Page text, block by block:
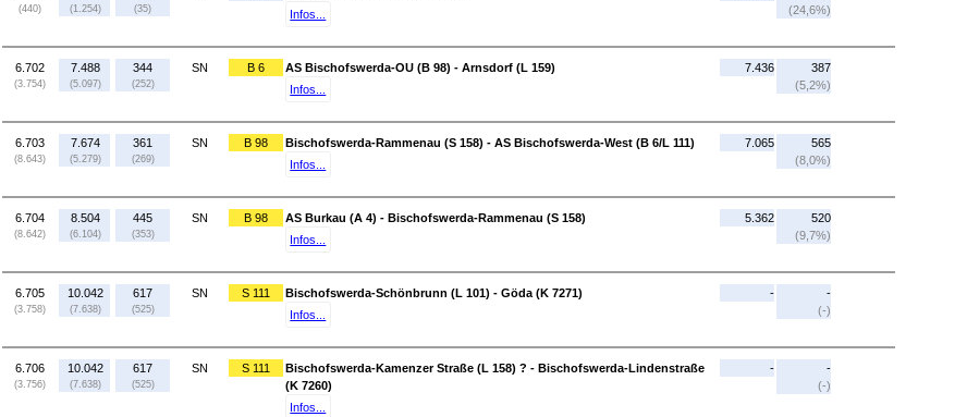
(440) (1.254) (35)
Infos...
(24,6%)
6.702
(3.754)
7.488
(5.097)
344
(252)
SN B 6
AS Bischofswerda-OU (B 98) - Arnsdorf (L 159)
Infos...
7.436
387
(5,2%)
6.703
(8.643)
7.674
(5.279)
361
(269)
SN B 98
Bischofswerda-Rammenau (S 158) - AS Bischofswerda-West (B 6/L 111)
Infos...
7.065
565
(8,0%)
6.704
(8.642)
8.504
(6.104)
445
(353)
SN B 98
AS Burkau (A 4) - Bischofswerda-Rammenau (S 158)
Infos...
5.362
520
(9,7%)
6.705
(3.758)
10.042
(7.638)
617
(525)
SN S 111
Bischofswerda-Schönbrunn (L 101) - Göda (K 7271)
Infos...
-
-
(-)
6.706
(3.756)
10.042
(7.638)
617
(525)
SN S 111
Bischofswerda-Kamenzer Straße (L 158) ? - Bischofswerda-Lindenstraße
(K 7260)
Infos...
-
-
(-)